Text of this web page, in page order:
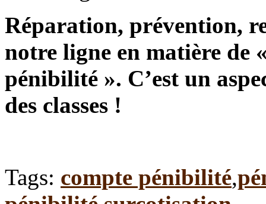
Réparation, prévention,
notre ligne en matière de
pénibilité ». C’est un
des classes !
Tags: compte pénibilité,